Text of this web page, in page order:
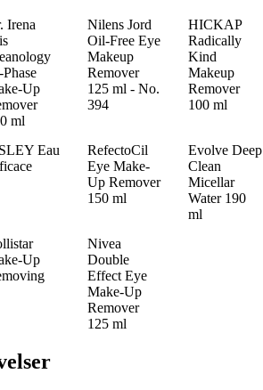
Irena
Up
ml
Nilens Jord
Oil-Free Eye
Makeup
Remover
125 ml - No.
394
HICKAP
Radically
Kind
Makeup
Remover
100 ml
Eau
RefectoCil
Eye Make-
Up Remover
150 ml
Evolve Deep
Clean
Micellar
Water 190
ml
Up
Nivea
Double
Effect Eye
Make-Up
Remover
125 ml